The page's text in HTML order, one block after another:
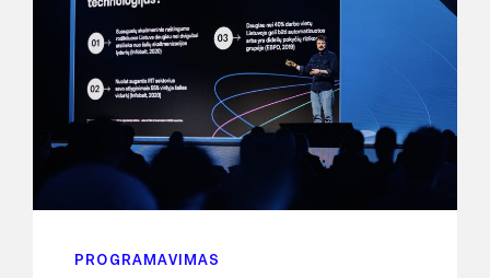
PROGRAMAVIMAS